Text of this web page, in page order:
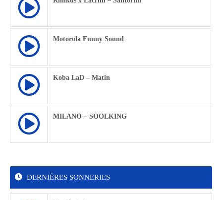
Motorola Funny Sound
Koba LaD – Matin
MILANO – SOOLKING
DERNIÈRES SONNERIES